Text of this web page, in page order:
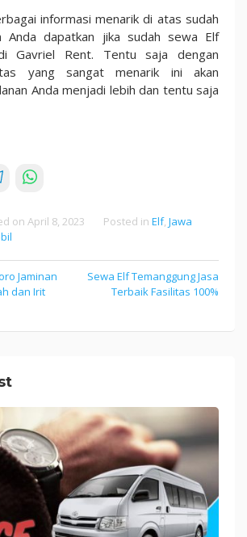
informasi menarik di atas sudah
Anda dapatkan jika sudah sewa Elf
Gavriel Rent. Tentu saja dengan
yang sangat menarik ini akan
Anda menjadi lebih dan tentu saja
on April 8, 2023 Posted in Elf, Jawa
Jaminan
dan Irit
Sewa Elf Temanggung Jasa
Terbaik Fasilitas 100%